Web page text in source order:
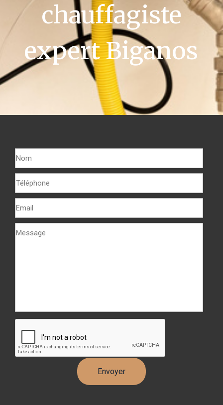
chauffagiste
expert Biganos